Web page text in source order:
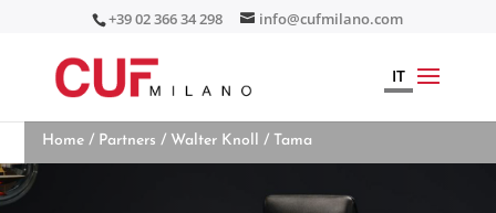
+39 02 366 34 298 info@cufmilano.com
IT
Home / Partners / Walter Knoll / Tama